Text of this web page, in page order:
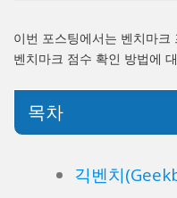
이번 포스팅에서는 벤치마
벤치마크 점수 확인 방법에
목차
긱벤치